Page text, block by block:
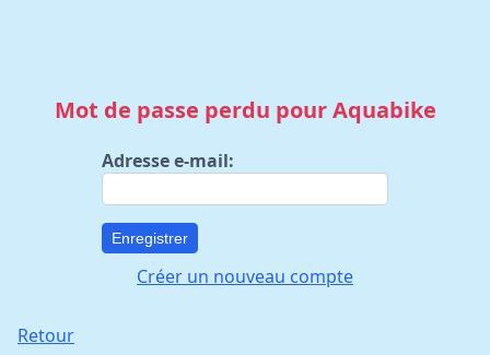
Mot de passe perdu pour Aquabike
Adresse e-mail:
Enregistrer
Créer un nouveau compte
Retour